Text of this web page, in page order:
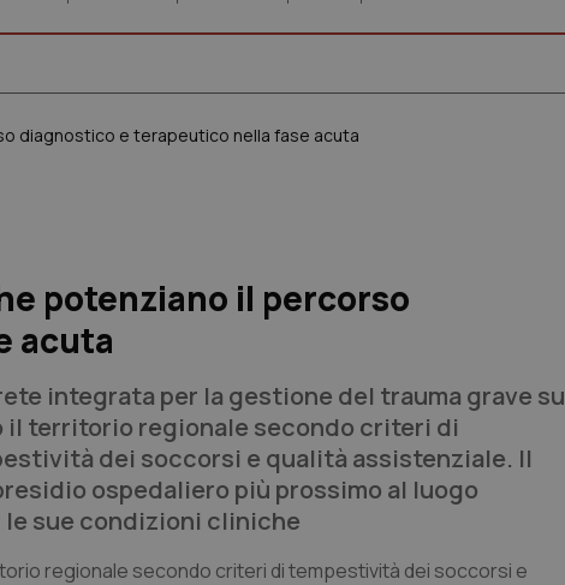
diagnostico e terapeutico nella fase acuta
potenziano il percorso
acuta
integrata per la gestione del trauma grave su
territorio regionale secondo criteri di
dei soccorsi e qualità assistenziale. Il
ospedaliero più prossimo al luogo
le sue condizioni cliniche
regionale secondo criteri di tempestività dei soccorsi e